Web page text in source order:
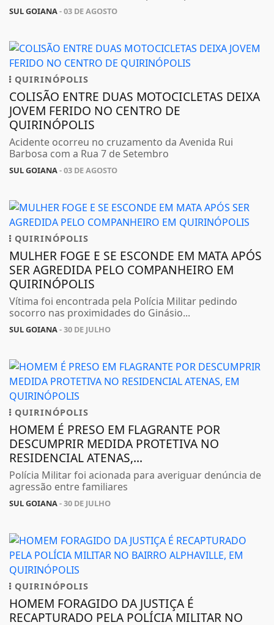
SUL GOIANA- 03 DE AGOSTO
QUIRINÓPOLIS
COLISÃO ENTRE DUAS MOTOCICLETAS DEIXA
JOVEM FERIDO NO CENTRO DE
QUIRINÓPOLIS
Acidente ocorreu no cruzamento da Avenida Rui
Barbosa com a Rua 7 de Setembro
SUL GOIANA- 03 DE AGOSTO
QUIRINÓPOLIS
MULHER FOGE E SE ESCONDE EM MATA APÓS
SER AGREDIDA PELO COMPANHEIRO EM
QUIRINÓPOLIS
Vítima foi encontrada pela Polícia Militar pedindo
socorro nas proximidades do Ginásio...
SUL GOIANA- 30 DE JULHO
QUIRINÓPOLIS
HOMEM É PRESO EM FLAGRANTE POR
DESCUMPRIR MEDIDA PROTETIVA NO
RESIDENCIAL ATENAS,...
Polícia Militar foi acionada para averiguar denúncia de
agressão entre familiares
SUL GOIANA- 30 DE JULHO
QUIRINÓPOLIS
HOMEM FORAGIDO DA JUSTIÇA É
RECAPTURADO PELA POLÍCIA MILITAR NO